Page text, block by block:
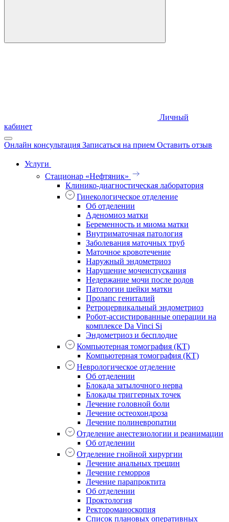
Личный
кабинет
Онлайн консультация Записаться на прием Оставить отзыв
Услуги
Стационар «Нефтяник»
Клинико-диагностическая лаборатория
Гинекологическое отделение
Об отделении
Аденомиоз матки
Беременность и миома матки
Внутриматочная патология
Заболевания маточных труб
Маточное кровотечение
Наружный эндометриоз
Нарушение мочеиспускания
Недержание мочи после родов
Патологии шейки матки
Пролапс гениталий
Ретроцервикальный эндометриоз
Робот-ассистированные операции на
комплексе Da Vinci Si
Эндометриоз и бесплодие
Компьютерная томография (КТ)
Компьютерная томография (КТ)
Неврологическое отделение
Об отделении
Блокада затылочного нерва
Блокады триггерных точек
Лечение головной боли
Лечение остеохондроза
Лечение полиневропатии
Отделение анестезиологии и реанимации
Об отделении
Отделение гнойной хирургии
Лечение анальных трещин
Лечение геморроя
Лечение парапроктита
Об отделении
Проктология
Ректороманоскопия
Список плановых оперативных